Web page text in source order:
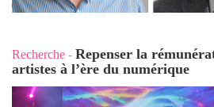
Recherche - Repenser la
artistes à l’ère du numérique